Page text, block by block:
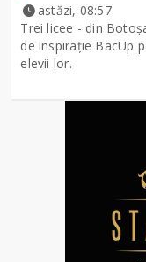
astăzi, 08:57
Trei licee - din
de inspirație BacUp
elevii lor.